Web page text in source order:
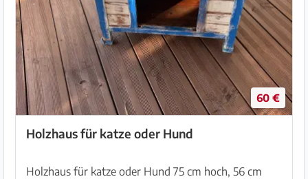
60 €
Holzhaus für katze oder Hund
Holzhaus für katze oder Hund 75 cm hoch, 56 cm